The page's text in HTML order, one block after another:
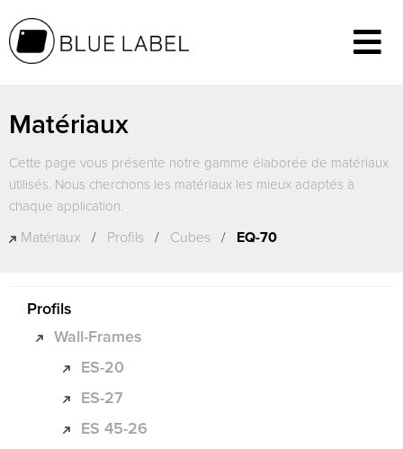
Matériaux
Cette page vous présente notre gamme élaborée de matériaux
utilisés. Nous cherchons les matériaux les mieux adaptés à
chaque application.
Matériaux / Profils / Cubes / EQ-70
Profils
Wall-Frames
ES-20
ES-27
ES 45-26